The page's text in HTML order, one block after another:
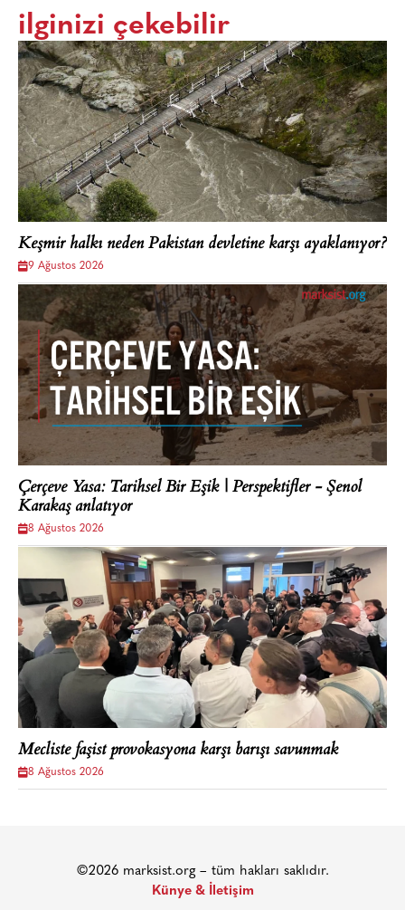
ilginizi çekebilir
Keşmir halkı neden Pakistan devletine karşı ayaklanıyor?
9 Ağustos 2026
Çerçeve Yasa: Tarihsel Bir Eşik | Perspektifler - Şenol
Karakaş anlatıyor
8 Ağustos 2026
Mecliste faşist provokasyona karşı barışı savunmak
8 Ağustos 2026
©2026 marksist.org – tüm hakları saklıdır.
Künye & İletişim